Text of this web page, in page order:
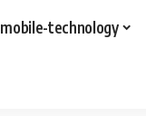
mobile-technology